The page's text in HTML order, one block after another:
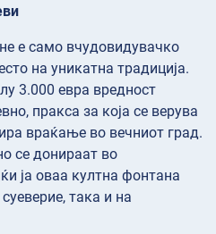
е само вчудовидувачко
на уникатна традиција.
3.000 евра вредност
пракса за која се верува
враќање во вечниот град.
се донираат во
ја оваа култна фонтана
така и на